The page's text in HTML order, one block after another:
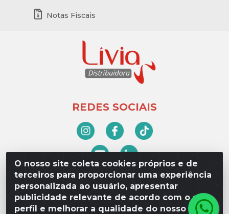
O nosso site coleta cookies próprios e de
terceiros para proporcionar uma experiência
personalizada ao usuário, apresentar
publicidade relevante de acordo com o seu
perfil e melhorar a qualidade do nosso site.
Notas Fiscais
REDES SOCIAIS
Blog da Lívia
POLÍTICAS